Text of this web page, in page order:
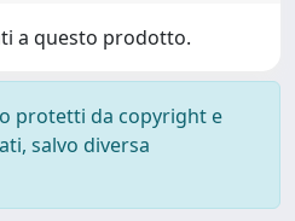
a questo prodotto.
protetti da copyright e
salvo diversa